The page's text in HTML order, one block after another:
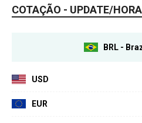
COTAÇÃO - UPDATE/HORA
BRL -
USD
EUR